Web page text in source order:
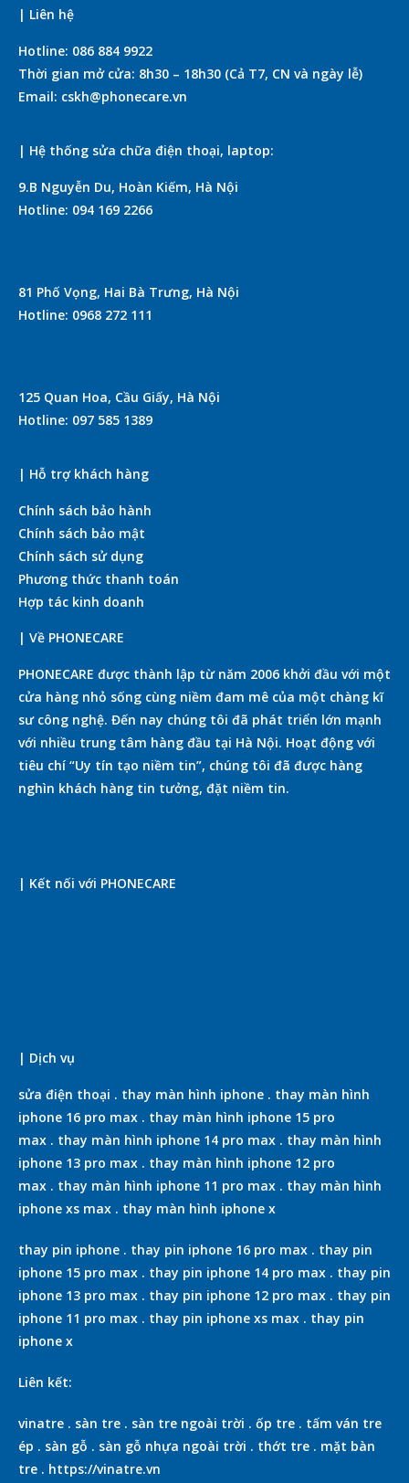
| Liên hệ
Hotline: 086 884 9922
Thời gian mở cửa: 8h30 – 18h30 (Cả T7, CN và ngày lễ)
Email: cskh@phonecare.vn
| Hệ thống sửa chữa điện thoại, laptop:
9.B Nguyễn Du, Hoàn Kiếm, Hà Nội
Hotline: 094 169 2266
81 Phố Vọng, Hai Bà Trưng, Hà Nội
Hotline: 0968 272 111
125 Quan Hoa, Cầu Giấy, Hà Nội
Hotline: 097 585 1389
| Hỗ trợ khách hàng
Chính sách bảo hành
Chính sách bảo mật
Chính sách sử dụng
Phương thức thanh toán
Hợp tác kinh doanh
| Về PHONECARE
PHONECARE được thành lập từ năm 2006 khởi đầu với một
cửa hàng nhỏ sống cùng niềm đam mê của một chàng kĩ
sư công nghệ. Đến nay chúng tôi đã phát triển lớn mạnh
với nhiều trung tâm hàng đầu tại Hà Nội. Hoạt động với
tiêu chí “Uy tín tạo niềm tin”, chúng tôi đã được hàng
nghìn khách hàng tin tưởng, đặt niềm tin.
| Kết nối với PHONECARE
| Dịch vụ
sửa điện thoại . thay màn hình iphone . thay màn hình
iphone 16 pro max . thay màn hình iphone 15 pro
max . thay màn hình iphone 14 pro max . thay màn hình
iphone 13 pro max . thay màn hình iphone 12 pro
max . thay màn hình iphone 11 pro max . thay màn hình
iphone xs max . thay màn hình iphone x
thay pin iphone . thay pin iphone 16 pro max . thay pin
iphone 15 pro max . thay pin iphone 14 pro max . thay pin
iphone 13 pro max . thay pin iphone 12 pro max . thay pin
iphone 11 pro max . thay pin iphone xs max . thay pin
iphone x
Liên kết:
vinatre . sàn tre . sàn tre ngoài trời . ốp tre . tấm ván tre
ép . sàn gỗ . sàn gỗ nhựa ngoài trời . thớt tre . mặt bàn
tre . https://vinatre.vn